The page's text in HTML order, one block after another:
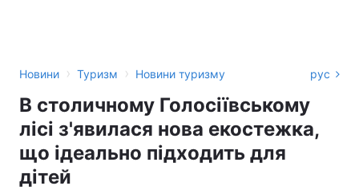
Новини › Туризм › Новини туризму рус
В столичному Голосіївському
лісі з'явилася нова екостежка,
що ідеально підходить для
дітей